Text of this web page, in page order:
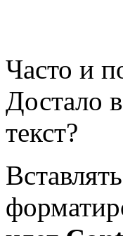
Часто и
Достало
текст?